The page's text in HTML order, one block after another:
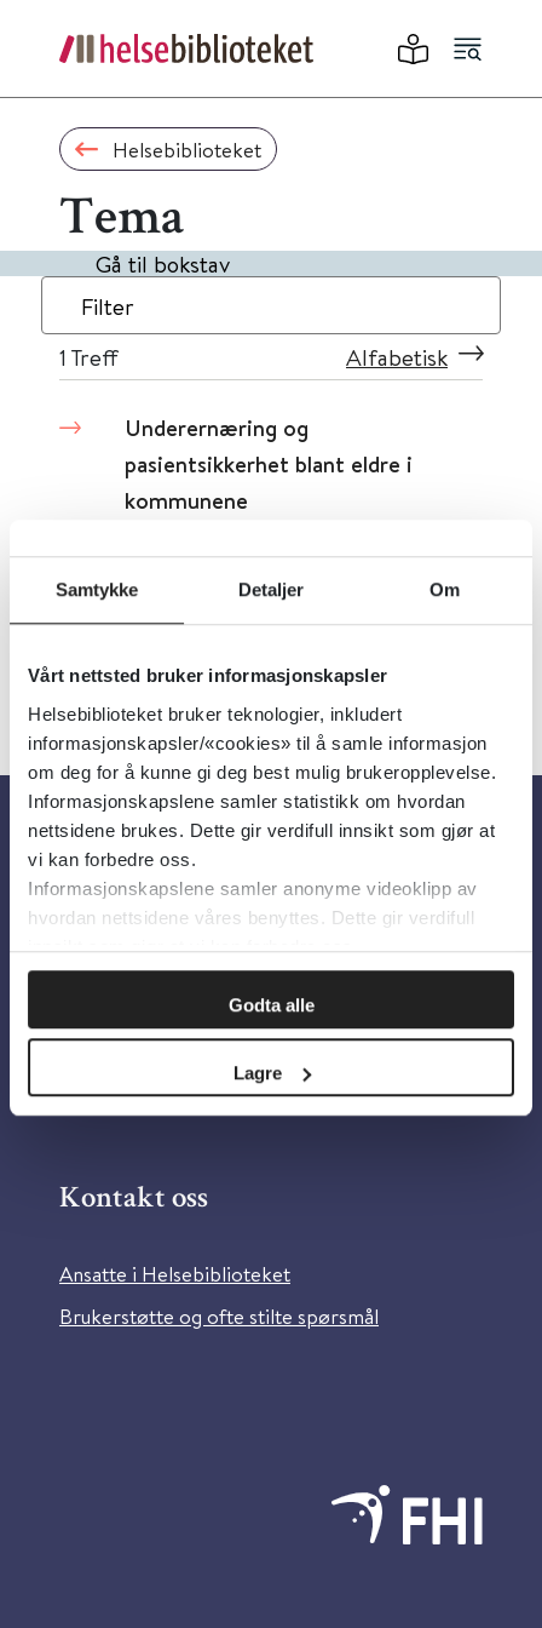
Samtykke Detaljer Om
Vårt nettsted bruker informasjonskapsler
Helsebiblioteket bruker teknologier, inkludert
informasjonskapsler/«cookies» til å samle informasjon
om deg for å kunne gi deg best mulig brukeropplevelse.
Informasjonskapslene samler statistikk om hvordan
nettsidene brukes. Dette gir verdifull innsikt som gjør at
vi kan forbedre oss.
Informasjonskapslene samler anonyme videoklipp av
hvordan nettsidene våres benyttes. Dette gir verdifull
innsikt som gjør at vi kan forbedre oss.
Godta alle
Lagre
Helsebiblioteket
Tema
Gå til bokstav
Filter
1 Treff Alfabetisk
Underernæring og
pasientsikkerhet blant eldre i
kommunene
Senter for omsorgsforskning 2019
Om oss
Personvern og informasjonskapsler
Tilgjengelighetserklæring
Information in English
Bilder fra Colourbox.com
Kontakt oss
Ansatte i Helsebiblioteket
Brukerstøtte og ofte stilte spørsmål